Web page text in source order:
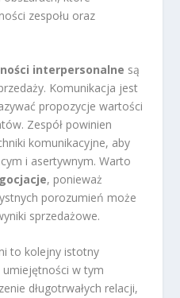
zespołu oraz
interpersonalne są
Komunikacja jest
propozycje wartości
Zespół powinien
komunikacyjne, aby
i asertywnym. Warto
, ponieważ
porozumień może
sprzedażowe.
to kolejny istotny
w tym
długotrwałych relacji,